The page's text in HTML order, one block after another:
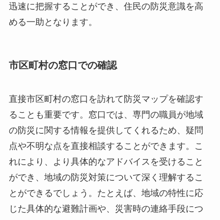
迅速に把握することができ、住民の防災意識を高
める一助となります。
市区町村の窓口での確認
直接市区町村の窓口を訪れて防災マップを確認す
ることも重要です。窓口では、専門の職員が地域
の防災に関する情報を提供してくれるため、疑問
点や不明な点を直接相談することができます。こ
れにより、より具体的なアドバイスを受けること
ができ、地域の防災対策について深く理解するこ
とができるでしょう。たとえば、地域の特性に応
じた具体的な避難計画や、災害時の連絡手段につ